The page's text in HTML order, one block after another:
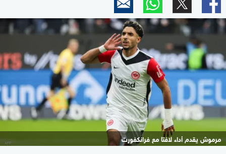
مرموش يقدم أداء لافتا مع فرانكفورت